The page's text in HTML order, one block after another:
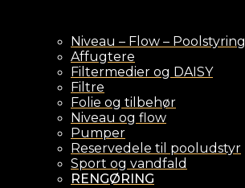
Niveau – Flow – Poolstyring
Affugtere
Filtermedier og DAISY
Filtre
Folie og tilbehør
Niveau og flow
Pumper
Reservedele til pooludstyr
Sport og vandfald
RENGØRING